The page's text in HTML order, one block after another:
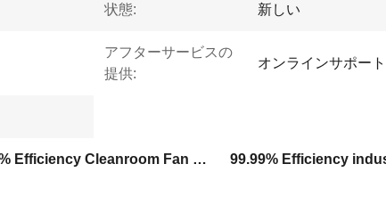
状態: 新しい
アフターサービスの
提供:
オンラインサポート
99.99% Efficiency Cleanroom Fan Filter Unit